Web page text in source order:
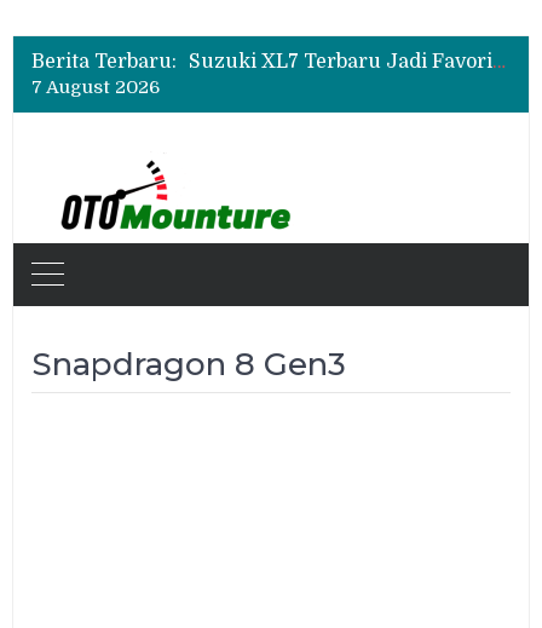
Berita Terbaru:
Promo Servis Mitsubishi Agustus 2026, Ada Diskon ESP dan Bodi & Cat Kilau Merdeka
Suzuki XL7 Terbaru Jadi Favorit Test Drive di GIIAS 2026, Ini Fitur yang Paling Dipuji
Promo Servis Mitsubishi Agustus 2026, Ada Diskon ESP dan Bodi & Cat Kilau Merdeka
7 August 2026
Snapdragon 8 Gen3